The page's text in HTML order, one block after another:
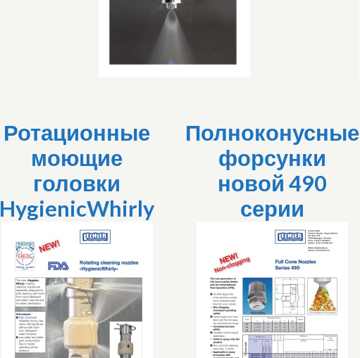
Ротационные
моющие
головки
HygienicWhirly
Полноконусные
форсунки
новой 490
серии